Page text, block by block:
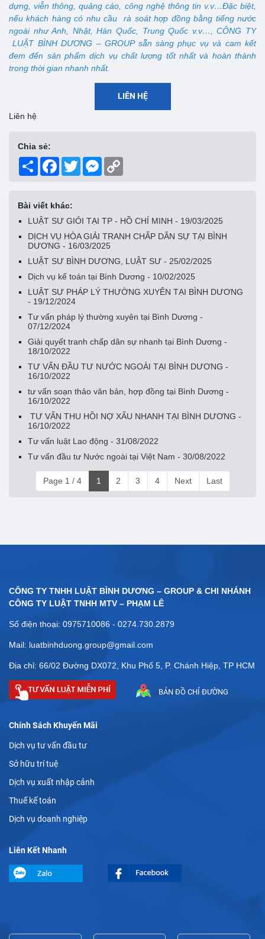
dựng, viễn thông, quảng cáo, công nghệ thông tin v.v…Đặc biệt,
nếu khách hàng có nhu cầu rà soát hợp đồng bằng tiếng nước
ngoài như Anh, Nhật, Hàn Quốc, Trung Quốc v.v…, CÔNG TY
LUẬT BÌNH DƯƠNG – GROUP sẵn sàng phục vụ và cam kết
đem đến sản phẩm dịch vụ chất lượng tốt nhất và hoàn thành
trong thời gian nhanh nhất.
LIÊN HỆ
Liên hệ
Chia sẻ:
Share Facebook
Twitter Messenger
Bài viết khác:
LUẬT SƯ GIỎI TẠI TP - HỒ CHÍ MINH - 19/03/2025
DỊCH VỤ HÒA GIẢI TRANH CHẤP DÂN SỰ TẠI BÌNH
DƯƠNG - 16/03/2025
LUẬT SƯ BÌNH DƯƠNG, LUẬT SƯ - 25/02/2025
Dịch vụ kế toán tại Bình Dương - 10/02/2025
LUẬT SƯ PHÁP LÝ THƯỜNG XUYÊN TẠI BÌNH DƯƠNG
- 19/12/2024
Tư vấn pháp lý thường xuyên tại Bình Dương -
07/12/2024
Giải quyết tranh chấp dân sự nhanh tại Bình Dương -
18/10/2022
TƯ VẤN ĐẦU TƯ NƯỚC NGOÀI TẠI BÌNH DƯƠNG -
16/10/2022
tư vấn soạn thảo văn bản, hợp đồng tại Bình Dương -
16/10/2022
TƯ VẤN THU HỒI NỢ XẤU NHANH TẠI BÌNH DƯƠNG -
16/10/2022
Tư vấn luật Lao động - 31/08/2022
Tư vấn đầu tư Nước ngoài tại Việt Nam - 30/08/2022
Page 1 / 4 1 2 3 4 Next Last
CÔNG TY TNHH LUẬT BÌNH DƯƠNG – GROUP & CHI NHÁNH
CÔNG TY LUẬT TNHH MTV – PHẠM LÊ
Số điện thoại: 0975710086 - 0274.730.2879
Mail: luatbinhduong.group@gmail.com
Địa chỉ: 66/02 Đường DX072, Khu Phố 5, P. Chánh Hiệp, TP HCM
BẢN ĐỒ CHỈ ĐƯỜNG
Chính Sách Khuyến Mãi
Dịch vụ tư vấn đầu tư
Sở hữu trí tuệ
Dịch vụ xuất nhập cảnh
Thuế kế toán
Dịch vụ doanh nghiệp
Liên Kết Nhanh